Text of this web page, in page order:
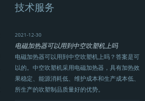
技术服务
2021-12-30
电磁加热器可以用到中空吹塑机上吗
电磁加热器可以用到中空吹塑机上吗？答案是可
以的。中空吹塑机采用电磁加热器，具有加热效
果稳定、能源消耗低、维护成本和生产成本低、
所生产的吹塑制品质量好的优势。